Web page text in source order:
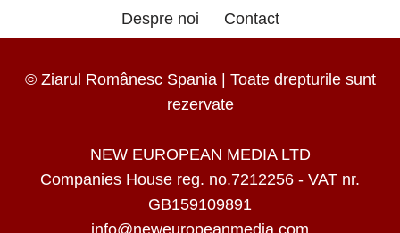
Despre noi Contact
© Ziarul Românesc Spania | Toate drepturile sunt
rezervate
NEW EUROPEAN MEDIA LTD
Companies House reg. no.7212256 - VAT nr.
GB159109891
info@neweuropeanmedia.com